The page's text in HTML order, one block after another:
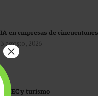
IA en empresas de cincuentones
3 agosto, 2026
TMEC y turismo
×